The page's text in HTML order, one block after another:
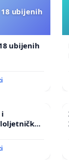
ubijenih
ubijenih
i